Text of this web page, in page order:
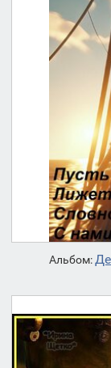
Альбом: